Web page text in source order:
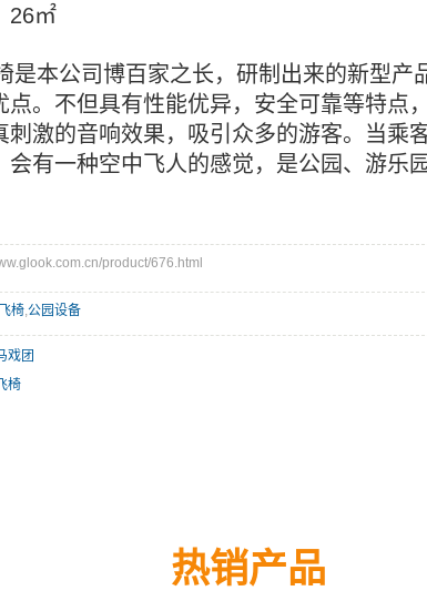
26㎡
是本公司博百家之长，研制出来的新型
点。不但具有性能优异，安全可靠等特点
刺激的音响效果，吸引众多的游客。当乘
会有一种空中飞人的感觉，是公园、游乐
product/676.html
椅,公园设备
戏团
椅
热销产品